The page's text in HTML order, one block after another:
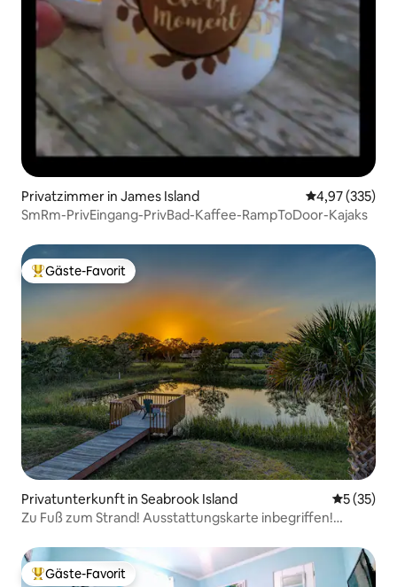
Privatzimmer in James Island
4,97 (335)
SmRm-PrivEingang-PrivBad-Kaffee-RampToDoor-Kajaks
Beliebter Gäste-Favorit.
Gäste-Favorit
Privatunterkunft in Seabrook Island
5 (35)
Zu Fuß zum Strand! Ausstattungskarte inbegriffen!
Beliebter Gäste-Favorit.
Gäste-Favorit